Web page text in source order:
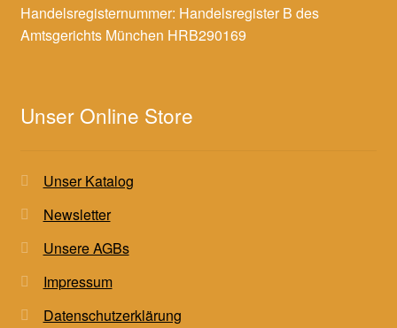
Handelsregisternummer: Handelsregister B des
Amtsgerichts München HRB290169
Unser Online Store
Unser Katalog
Newsletter
Unsere AGBs
Impressum
Datenschutzerklärung